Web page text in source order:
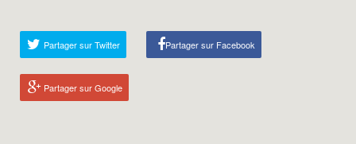
Partager sur Twitter Partager sur Facebook
Partager sur Google